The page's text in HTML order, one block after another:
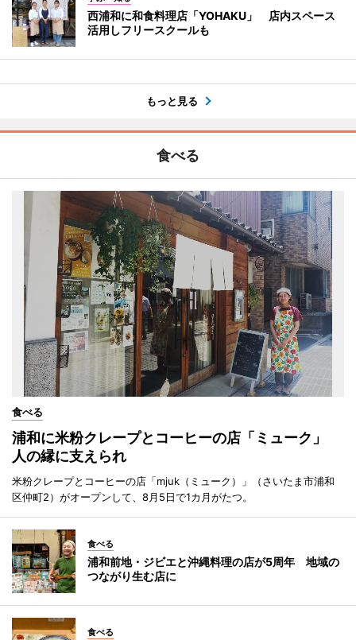
西浦和に和食料理店「YOHAKU」 店内スペース
活用しフリースクールも
もっと見る
食べる
食べる
浦和に米粉クレープとコーヒーの店「ミューク」
人の縁に支えられ
米粉クレープとコーヒーの店「mjuk（ミューク）」（さいたま市浦和
区仲町2）がオープンして、8月5日で1カ月がたつ。
食べる
浦和前地・ジビエと沖縄料理の店が5周年 地域の
つながり生む店に
食べる